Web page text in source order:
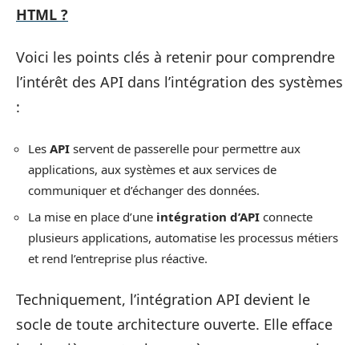
HTML ?
Voici les points clés à retenir pour comprendre
l’intérêt des API dans l’intégration des systèmes
:
Les API servent de passerelle pour permettre aux
applications, aux systèmes et aux services de
communiquer et d’échanger des données.
La mise en place d’une intégration d’API connecte
plusieurs applications, automatise les processus métiers
et rend l’entreprise plus réactive.
Techniquement, l’intégration API devient le
socle de toute architecture ouverte. Elle efface